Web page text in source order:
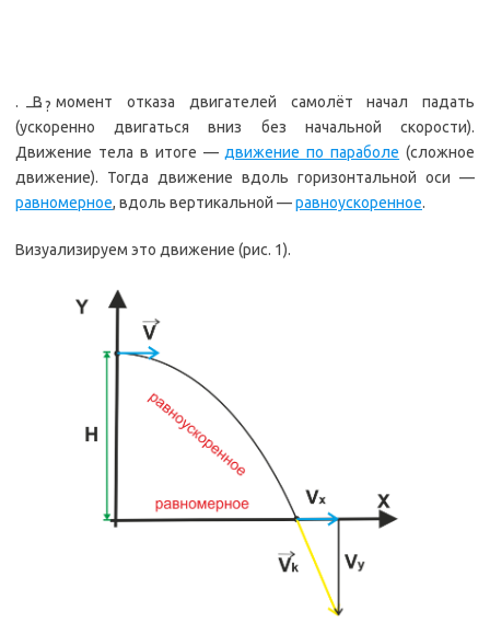
— ?
. В момент отказа двигателей самолёт начал падать
(ускоренно двигаться вниз без начальной скорости).
Движение тела в итоге —движение по параболе (сложное
движение). Тогда движение вдоль горизонтальной оси —
равномерное, вдоль вертикальной —равноускоренное.
Визуализируем это движение (рис. 1).